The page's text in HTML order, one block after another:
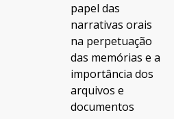
papel das
narrativas orais
na perpetuação
das memórias e a
importância dos
arquivos e
documentos